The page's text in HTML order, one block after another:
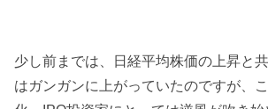
少し前までは、日経平均株価の上昇と
はガンガンに上がっていたのですが、